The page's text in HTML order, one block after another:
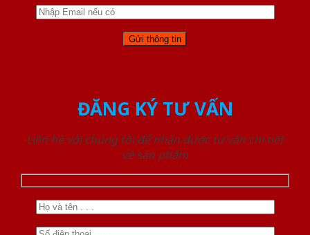
ĐĂNG KÝ TƯ VẤN
Liên hệ với chúng tôi để nhận được tư vấn chi tiết
về sản phẩm